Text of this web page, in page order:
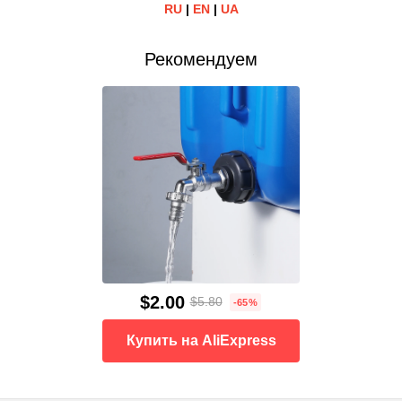
RU| EN| UA
Рекомендуем
$2.00 $5.80 -65%
Купить на AliExpress